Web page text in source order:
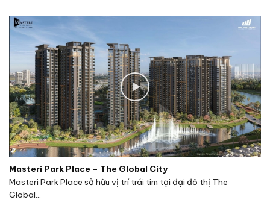
Masteri Park Place – The Global City
Masteri Park Place sở hữu vị trí trái tim tại đại đô thị The
Global...